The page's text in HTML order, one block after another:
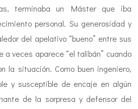
terminaba un Máster que iba
personal. Su generosidad y
del apelativo “bueno” entre sus
a veces aparece “el talibán” cuando
la situación. Como buen ingeniero,
y susceptible de encaje en algún
de la sorpresa y defensor del